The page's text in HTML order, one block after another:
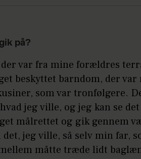
på?
var fra mine forældres
beskyttet barndom, der var
som var tronfølgere.
jeg ville, og jeg kan se
målrettet og gik gennem
jeg ville, så selv min far,
måtte træde lidt